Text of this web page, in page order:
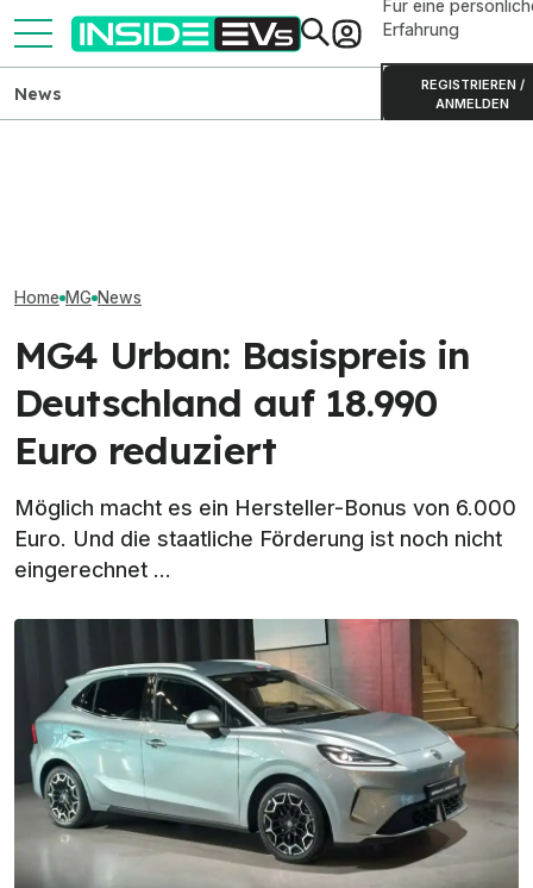
Für eine
Erfahrung
REGISTRIEREN /
ANMELDEN
News
Home MG News
MG4 Urban: Basispreis in
Deutschland auf 18.990
Euro reduziert
Möglich macht es ein Hersteller-Bonus von 6.000
Euro. Und die staatliche Förderung ist noch nicht
eingerechnet ...